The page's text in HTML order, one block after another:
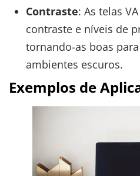
Contraste: As telas
contraste e níveis de
tornando-as boas
ambientes escuros.
Exemplos de